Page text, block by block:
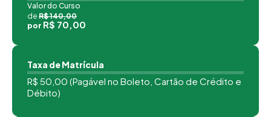
Valor do Curso
de R$ 140,00
por R$ 70,00
Taxa de Matrícula
R$ 50,00 (Pagável no Boleto, Cartão de Crédito e
Débito)